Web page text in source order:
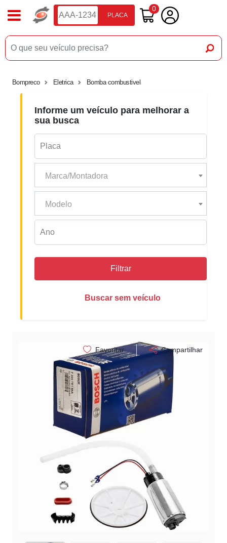
PLACA
0
Bompreco Eletrica Bomba combustivel
Informe um veículo para melhorar a
sua busca
Marca/Montadora
Modelo
Filtrar
Buscar sem veículo
Favoritar Compartilhar